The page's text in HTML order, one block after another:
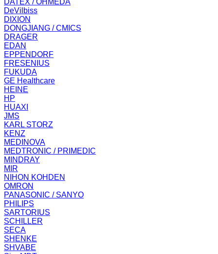
DATEX / OHMEDA
DeVilbiss
DIXION
DONGJIANG / CMICS
DRAGER
EDAN
EPPENDORF
FRESENIUS
FUKUDA
GE Healthcare
HEINE
HP
HUAXI
JMS
KARL STORZ
KENZ
MEDINOVA
MEDTRONIC / PRIMEDIC
MINDRAY
MIR
NIHON KOHDEN
OMRON
PANASONIC / SANYO
PHILIPS
SARTORIUS
SCHILLER
SECA
SHENKE
SHVABE